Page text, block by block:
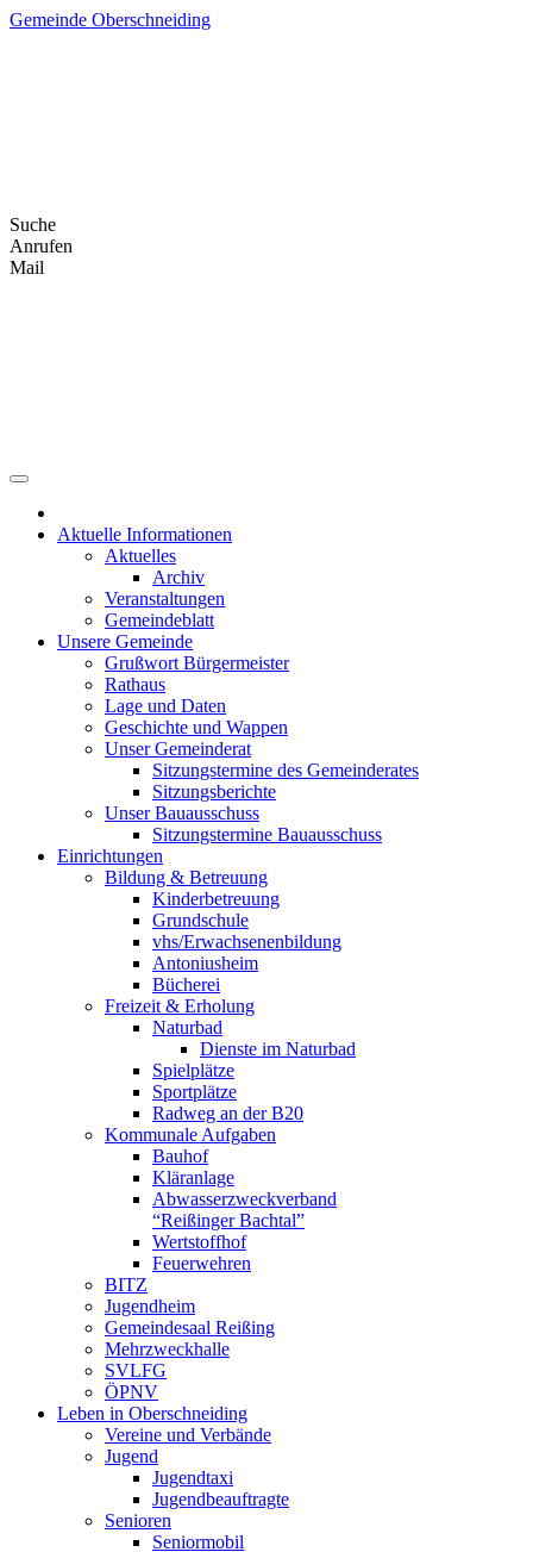
Skip
Gemeinde Oberschneiding
Suche
Anrufen
Mail
Aktuelle Informationen
Aktuelles
Archiv
Veranstaltungen
Gemeindeblatt
Unsere Gemeinde
Grußwort Bürgermeister
Rathaus
Lage und Daten
Geschichte und Wappen
Unser Gemeinderat
Sitzungstermine des Gemeinderates
Sitzungsberichte
Unser Bauausschuss
Sitzungstermine Bauausschuss
Einrichtungen
Bildung & Betreuung
Kinderbetreuung
Grundschule
vhs/Erwachsenenbildung
Antoniusheim
Bücherei
Freizeit & Erholung
Naturbad
Dienste im Naturbad
Spielplätze
Sportplätze
Radweg an der B20
Kommunale Aufgaben
Bauhof
Kläranlage
Abwasserzweckverband
“Reißinger Bachtal”
Wertstoffhof
Feuerwehren
BITZ
Jugendheim
Gemeindesaal Reißing
Mehrzweckhalle
SVLFG
ÖPNV
Leben in Oberschneiding
Vereine und Verbände
Jugend
Jugendtaxi
Jugendbeauftragte
Senioren
Seniormobil